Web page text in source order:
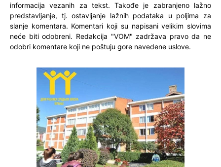
informacija vezanih za tekst. Takođe je zabranjeno lažno
predstavljanje, tj. ostavljanje lažnih podataka u poljima za
slanje komentara. Komentari koji su napisani velikim slovima
neće biti odobreni. Redakcija "VOM" zadržava pravo da ne
odobri komentare koji ne poštuju gore navedene uslove.